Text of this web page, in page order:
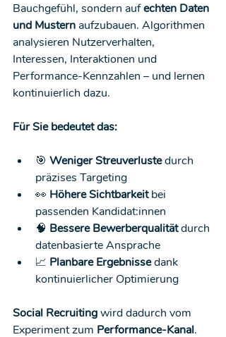
Bauchgefühl, sondern auf echten Daten
und Mustern aufzubauen. Algorithmen
analysieren Nutzerverhalten,
Interessen, Interaktionen und
Performance-Kennzahlen – und lernen
kontinuierlich dazu.
Für Sie bedeutet das:
🎯 Weniger Streuverluste durch
präzises Targeting
👀 Höhere Sichtbarkeit bei
passenden Kandidat:innen
🧠 Bessere Bewerberqualität durch
datenbasierte Ansprache
📈 Planbare Ergebnisse dank
kontinuierlicher Optimierung
Social Recruiting wird dadurch vom
Experiment zum Performance-Kanal.